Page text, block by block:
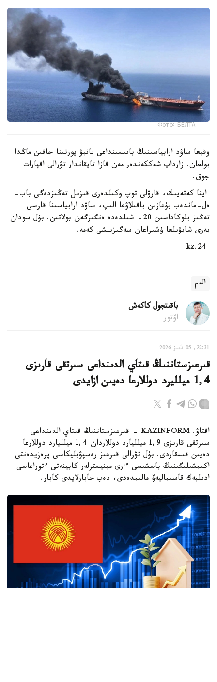
Фото: БЕЛТА
وقيعا ساۋد ارابياسىنىڭ باتىسىنداعى يانبۋ پورتىنا جاقىن ماڭدا
بولعان. زارداپ شەككەندەر مەن قازا تاپقاندار تۋرالى اقپارات
جوق.
ايتا كەتەيىك، قارۋلى توپ وكىلدەرى قىزىل تەڭىزدەگى باب-
ەل-ماندەب بۇعازىن باقىلاۋعا الىپ، ساۋد ارابياسىنا قارسى
تەڭىز بلوكاداسىن 20- شىلدەدە ەنگىزگەن بولاتىن. بۇل سودان
بەرى شابۋىلعا ۇشىراعان سەگىزىنشى كەمە.
الەم
باقىتجول كاكەش
اۆتور
22:31, 05 تامىز 2026
قىرعىزستاننىڭ قىتاي الدىنداعى سىرتقى قارىزى
1,4 ميلليرد دوللارعا دەيىن ازايدى
اقتاۋ. KAZINFORM - قىرعىزستاننىڭ قىتاي الدىنداعى
سىرتقى قارىزى 1,9 ميلليارد دوللاردان 1,4 ميلليارد دوللارعا
دەيىن قىسقاردى. بۇل تۋرالى قىرعىز رەسپۋبليكاسى پرەزيدەنتى
اكىمشىلىگىنىڭ باسشىسى ءارى مينيسترلەر كابينەتى ءتوراعاسى
ادىلبەك قاسىماليەۆ مالىمدەدى، دەپ حابارلايدى كابار.